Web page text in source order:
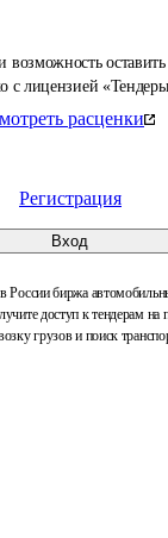
с лицензией
расценки
Регистрация
Вход
биржа
доступ к тендерам на
грузов и поиск